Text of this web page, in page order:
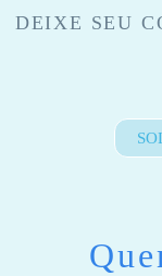
DEIXE SEU